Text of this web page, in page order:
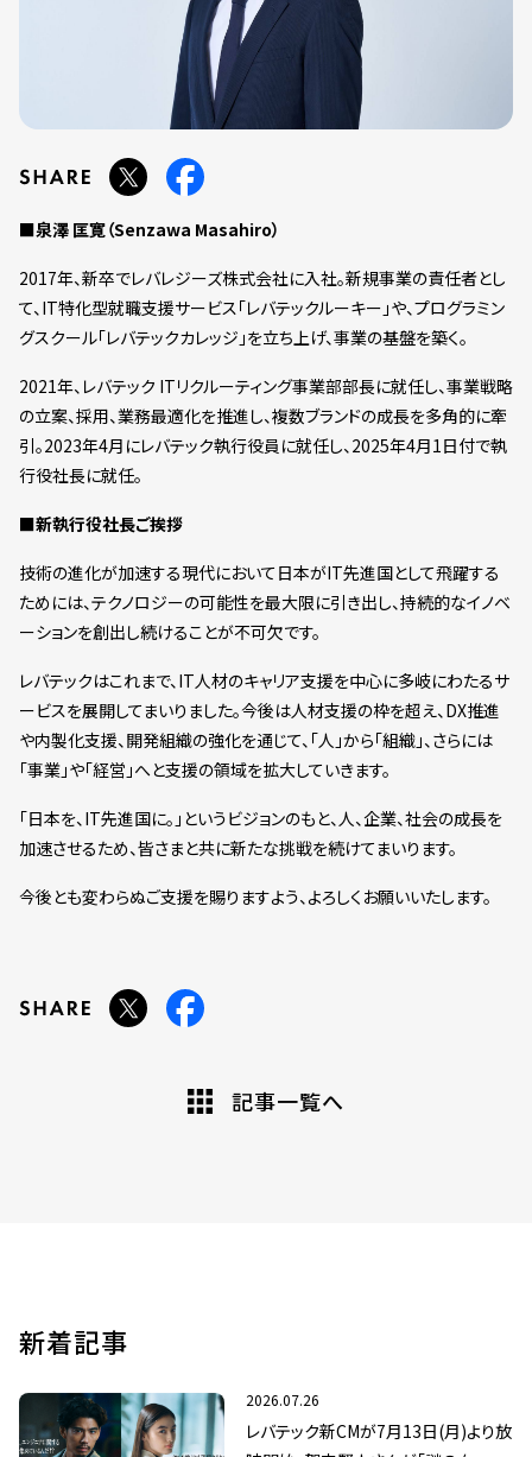
■泉澤 匡寛（Senzawa Masahiro）
2017年、新卒でレバレジーズ株式会社に入社。新規事業の責任者とし
て、IT特化型就職支援サービス「レバテックルーキー」や、プログラミン
グスクール「レバテックカレッジ」を立ち上げ、事業の基盤を築く。
2021年、レバテック ITリクルーティング事業部部長に就任し、事業戦略
の立案、採用、業務最適化を推進し、複数ブランドの成長を多角的に牽
引。2023年4月にレバテック執行役員に就任し、2025年4月1日付で執
行役社長に就任。
■新執行役社長ご挨拶
技術の進化が加速する現代において日本がIT先進国として飛躍する
ためには、テクノロジーの可能性を最大限に引き出し、持続的なイノベ
ーションを創出し続けることが不可欠です。
レバテックはこれまで、IT人材のキャリア支援を中心に多岐にわたるサ
ービスを展開してまいりました。今後は人材支援の枠を超え、DX推進
や内製化支援、開発組織の強化を通じて、「人」から「組織」、さらには
「事業」や「経営」へと支援の領域を拡大していきます。
「日本を、IT先進国に。」というビジョンのもと、人、企業、社会の成長を
加速させるため、皆さまと共に新たな挑戦を続けてまいります。
今後とも変わらぬご支援を賜りますよう、よろしくお願いいたします。
記事一覧へ
新着記事
2026.07.26
レバテック新CMが7月13日(月)より放